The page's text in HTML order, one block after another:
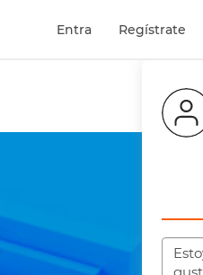
Entra Regístrate